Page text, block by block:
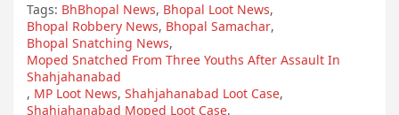
Tags: BhBhopal News, Bhopal Loot News,
Bhopal Robbery News, Bhopal Samachar,
Bhopal Snatching News,
Moped Snatched From Three Youths After Assault In
Shahjahanabad
, MP Loot News, Shahjahanabad Loot Case,
Shahjahanabad Moped Loot Case,